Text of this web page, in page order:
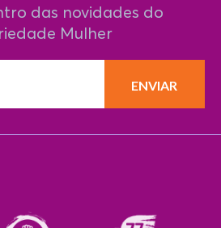
das novidades do
Mulher